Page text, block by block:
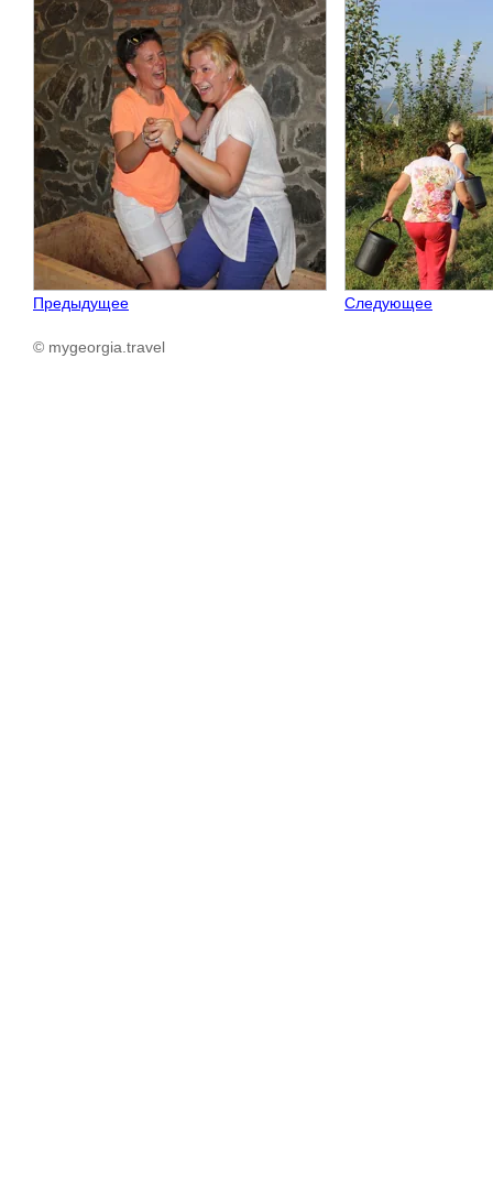
Предыдущее Следующее
© mygeorgia.travel